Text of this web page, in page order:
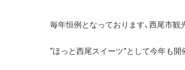
毎年恒例となっております、西尾市
“ほっと西尾スイーツ”として今年も開